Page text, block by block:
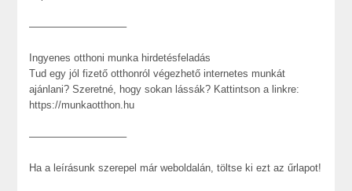
—————————–
Ingyenes otthoni munka hirdetésfeladás
Tud egy jól fizető otthonról végezhető internetes munkát
ajánlani? Szeretné, hogy sokan lássák? Kattintson a linkre:
https://munkaotthon.hu
—————————–
Ha a leírásunk szerepel már weboldalán, töltse ki ezt az űrlapot!